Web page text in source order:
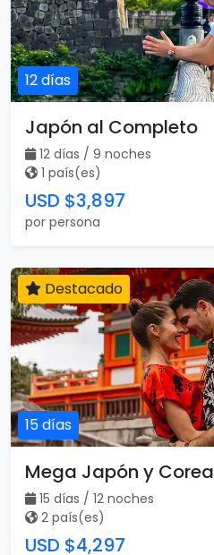
12 días
Japón al Completo
12 días / 9 noches
1 país(es)
USD $3,897
por persona
15 días
Destacado
Mega Japón y Corea
15 días / 12 noches
2 país(es)
USD $4,297